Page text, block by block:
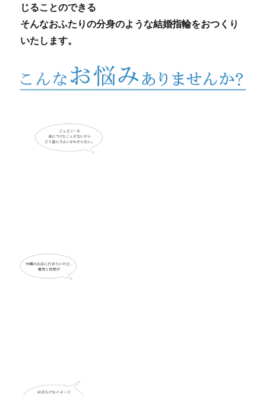
じることのできる
そんなおふたりの分身のような結婚指輪をおつくり
いたします。